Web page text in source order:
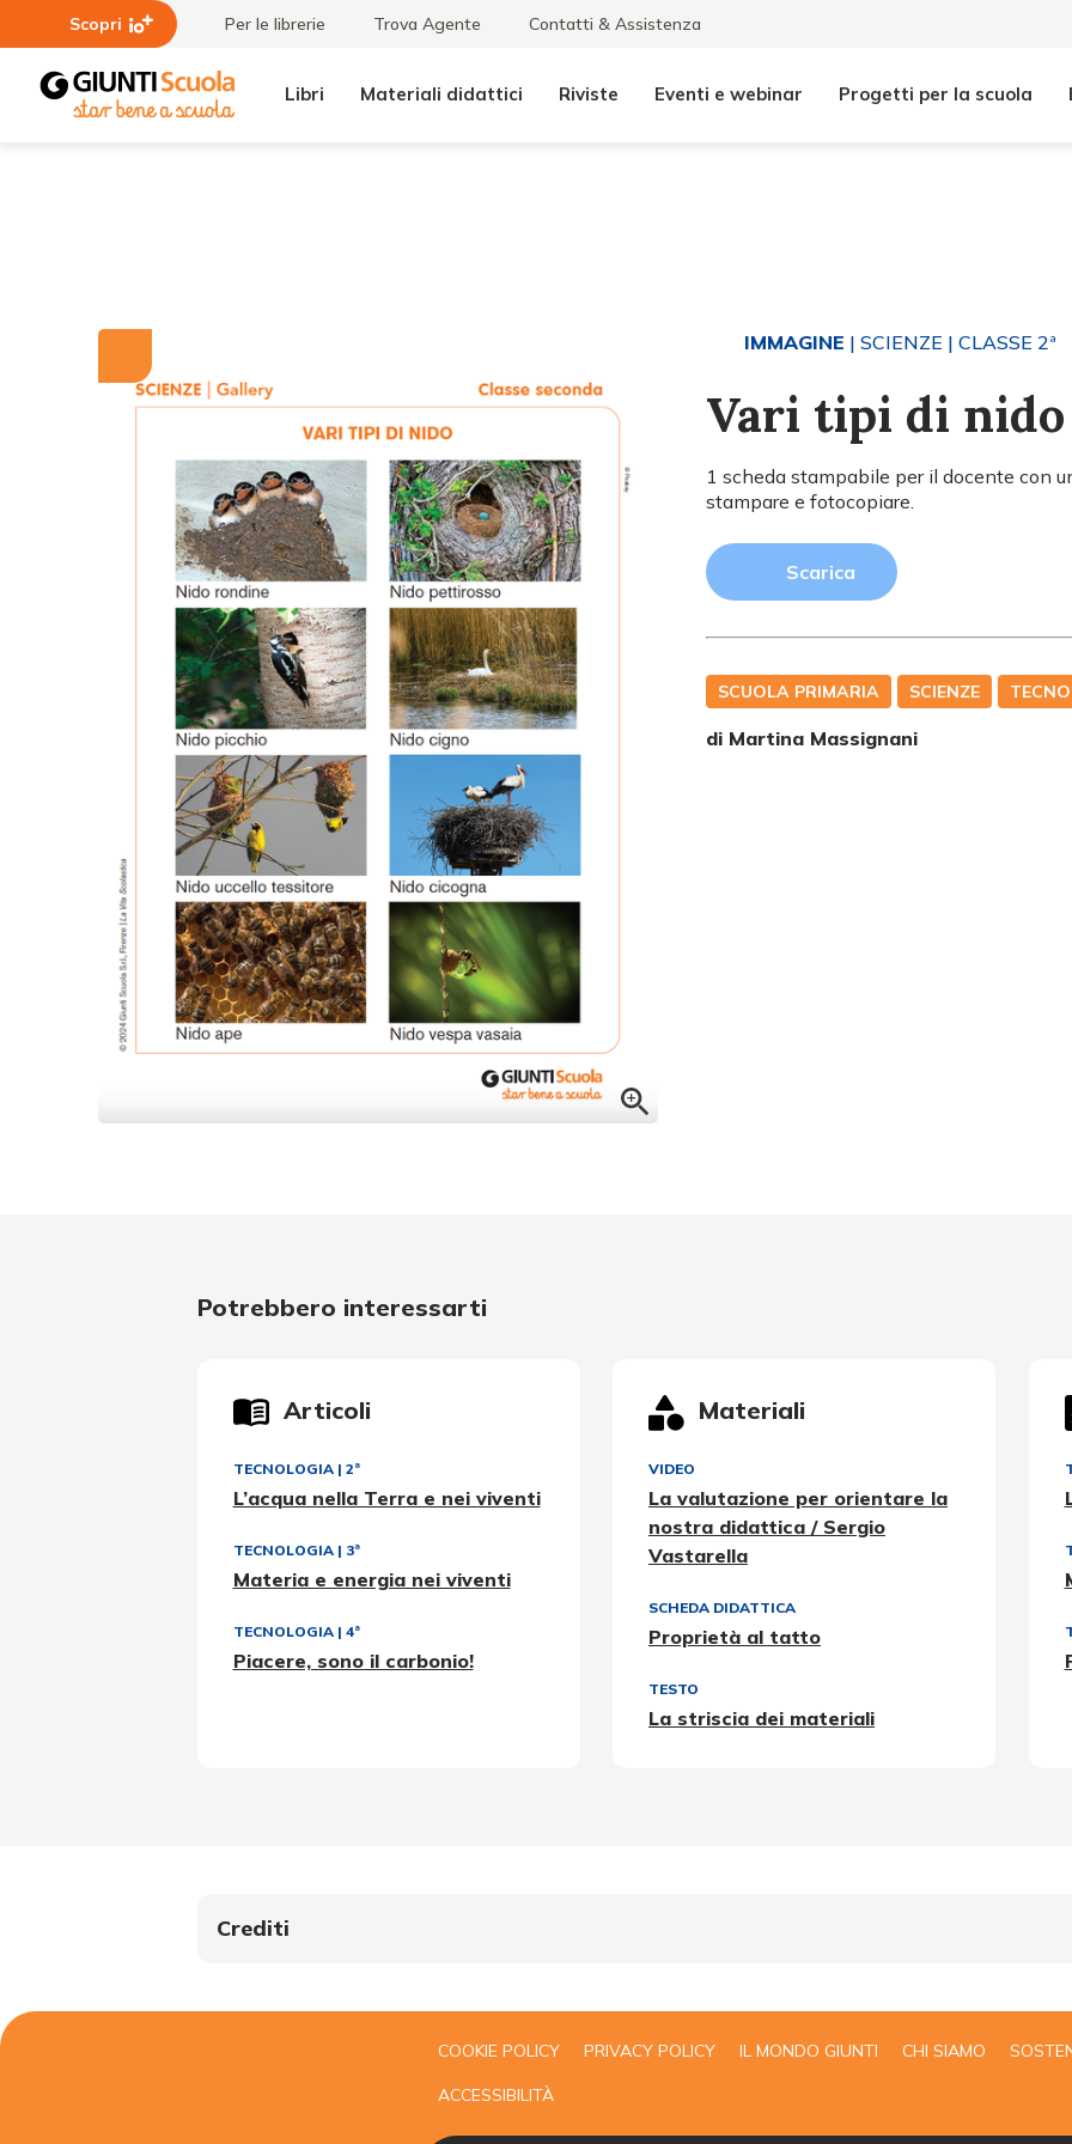
Scopri Per le librerie Trova Agente Contatti & Assistenza
Libri Materiali didattici Riviste Eventi e webinar Progetti per la scuola
IMMAGINE | SCIENZE | CLASSE 2ª
Vari tipi di nido
1 scheda stampabile per il docente con
stampare e fotocopiare.
Scarica
SCUOLA PRIMARIA SCIENZE
di Martina Massignani
Potrebbero interessarti
Articoli
TECNOLOGIA| 2ª
L’acqua nella Terra e nei viventi
TECNOLOGIA| 3ª
Materia e energia nei viventi
TECNOLOGIA| 4ª
Piacere, sono il carbonio!
Materiali
VIDEO
La valutazione per orientare la
nostra didattica / Sergio
Vastarella
SCHEDA DIDATTICA
Proprietà al tatto
TESTO
La striscia dei materiali
Crediti
COOKIE POLICY PRIVACY POLICY IL MONDO GIUNTI CHI SIAMO
ACCESSIBILITÀ